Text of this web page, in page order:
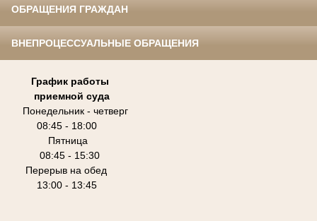
ОБРАЩЕНИЯ ГРАЖДАН
ВНЕПРОЦЕССУАЛЬНЫЕ ОБРАЩЕНИЯ
График работы
приемной суда
Понедельник - четверг
08:45 - 18:00
Пятница
08:45 - 15:30
Перерыв на обед
13:00 - 13:45